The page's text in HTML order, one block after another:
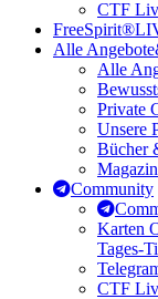
CTF
FreeSpirit®
Alle Angebote
Alle
Private
Unsere
Bücher
Community
Karten
Tages-
CTF